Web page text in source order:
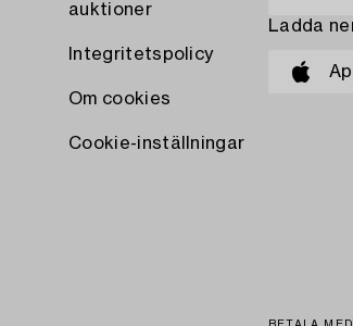
auktioner
Integritetspolicy
Om cookies
Cookie-inställningar
Ladda